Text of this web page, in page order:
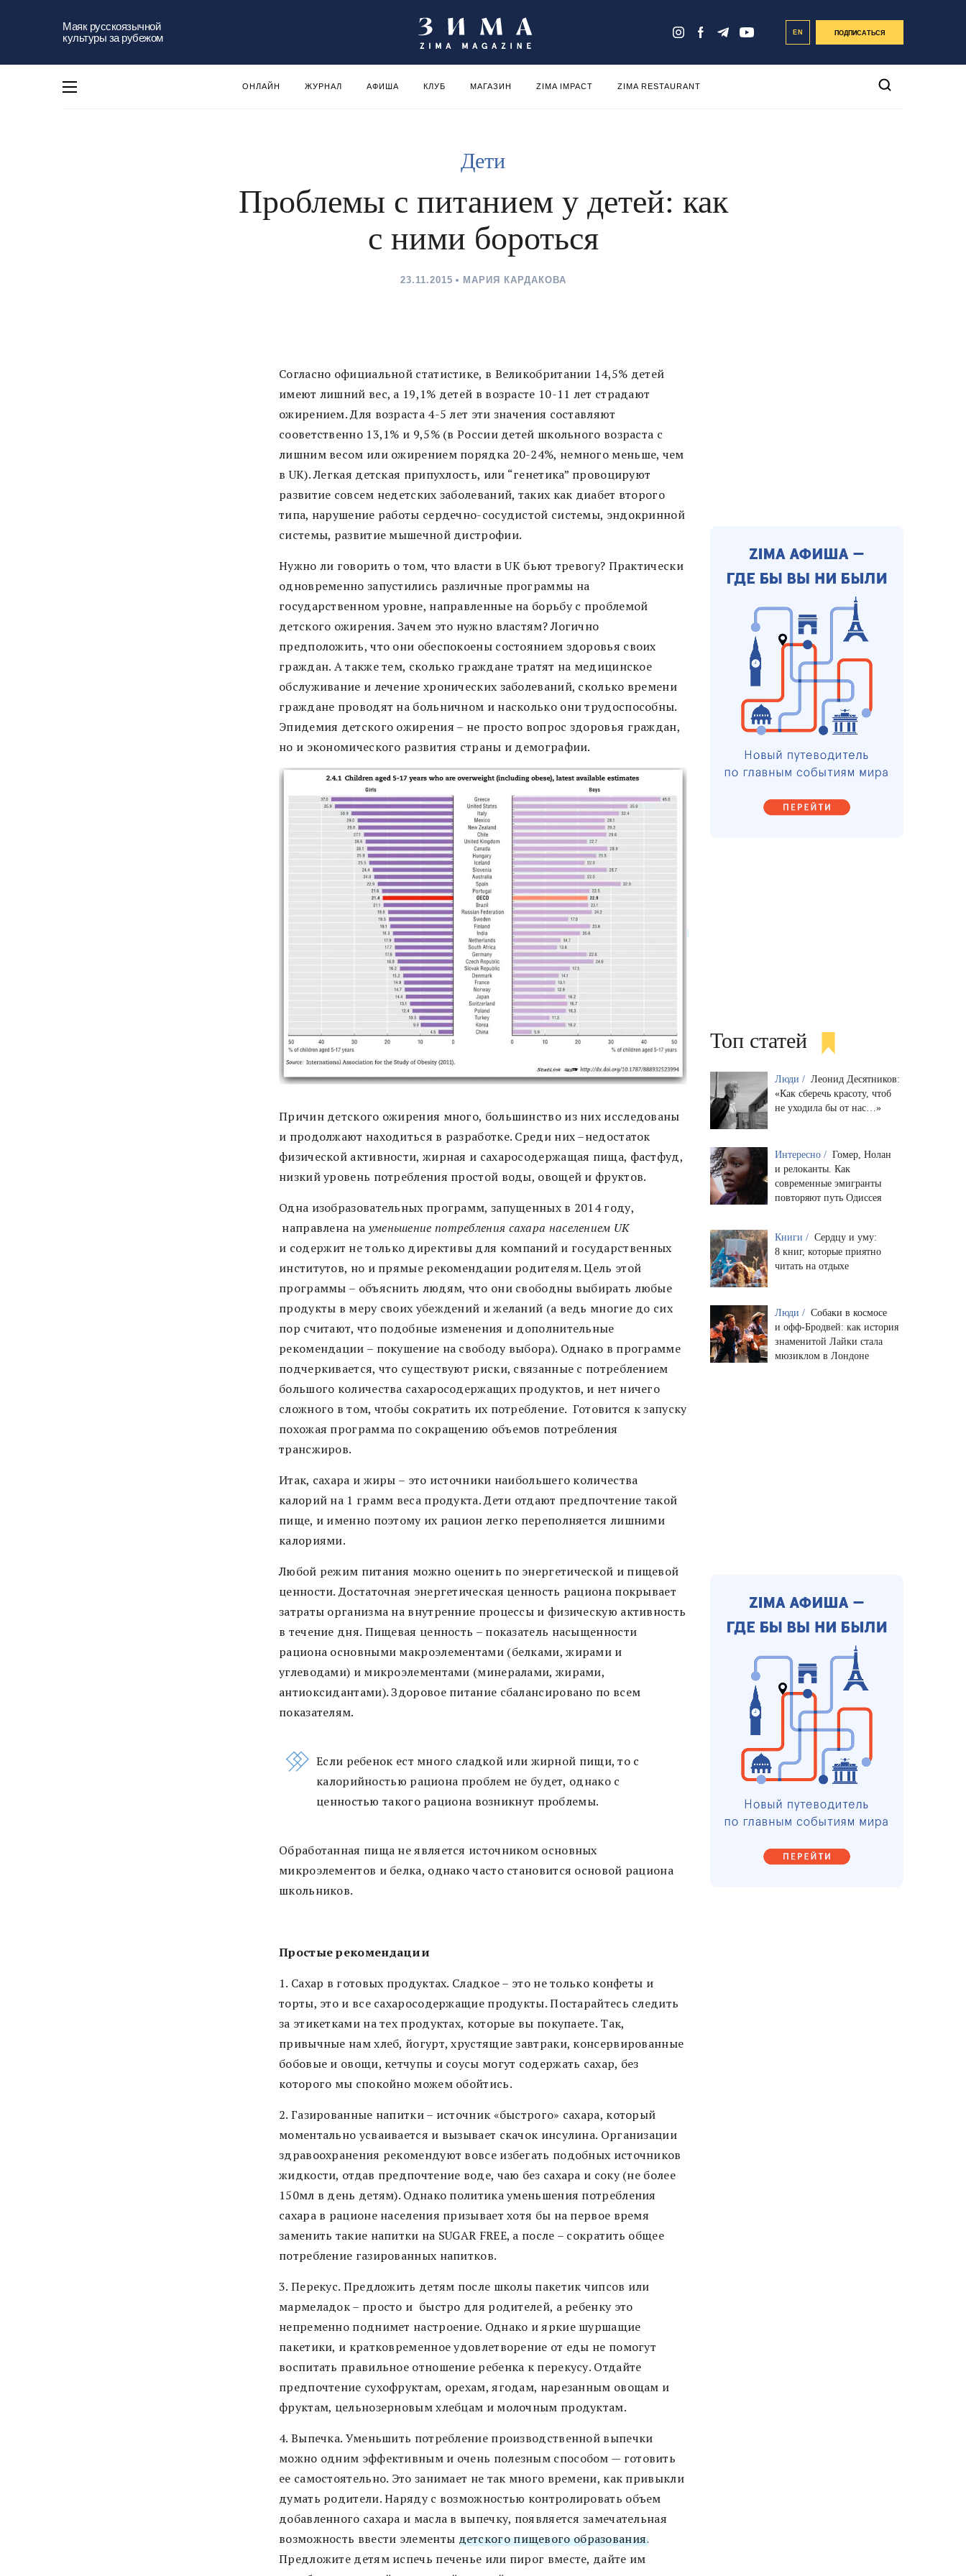
Маяк русскоязычной
культуры за рубежом
EN ПОДПИСАТЬСЯ
ОНЛАЙН ЖУРНАЛ АФИША КЛУБ МАГАЗИН ZIMA IMPACT ZIMA RESTAURANT
Дети
Проблемы с питанием у детей: как
с ними бороться
23.11.2015 МАРИЯ КАРДАКОВА
Согласно официальной статистике, в Великобритании 14,5% детей
имеют лишний вес, а 19,1% детей в возрасте 10-11 лет страдают
ожирением. Для возраста 4-5 лет эти значения составляют
сооветственно 13,1% и 9,5% (в России детей школьного возраста с
лишним весом или ожирением порядка 20-24%, немного меньше, чем
в UK). Легкая детская припухлость, или “генетика” провоцируют
развитие совсем недетских заболеваний, таких как диабет второго
типа, нарушение работы сердечно-сосудистой системы, эндокринной
системы, развитие мышечной дистрофии.
Нужно ли говорить о том, что власти в UK бьют тревогу? Практически
одновременно запустились различные программы на
государственном уровне, направленные на борьбу с проблемой
детского ожирения. Зачем это нужно властям? Логично
предположить, что они обеспокоены состоянием здоровья своих
граждан. А также тем, сколько граждане тратят на медицинское
обслуживание и лечение хронических заболеваний, сколько времени
граждане проводят на больничном и насколько они трудоспособны.
Эпидемия детского ожирения – не просто вопрос здоровья граждан,
но и экономического развития страны и демографии.
Причин детского ожирения много, большинство из них исследованы
и продолжают находиться в разработке. Среди них –недостаток
физической активности, жирная и сахаросодержащая пища, фастфуд,
низкий уровень потребления простой воды, овощей и фруктов.
Одна изобразовательных программ, запущенных в 2014 году,
направлена на уменьшение потребления сахара населением UK
и содержит не только директивы для компаний и государственных
институтов, но и прямые рекомендации родителям. Цель этой
программы – объяснить людям, что они свободны выбирать любые
продукты в меру своих убеждений и желаний (а ведь многие до сих
пор считают, что подобные изменения и дополнительные
рекомендации – покушение на свободу выбора). Однако в программе
подчеркивается, что существуют риски, связанные с потреблением
большого количества сахаросодержащих продуктов, и нет ничего
сложного в том, чтобы сократить их потребление. Готовится к запуску
похожая программа по сокращению объемов потребления
трансжиров.
Итак, сахара и жиры – это источники наибольшего количества
калорий на 1 грамм веса продукта. Дети отдают предпочтение такой
пище, и именно поэтому их рацион легко переполняется лишними
калориями.
Любой режим питания можно оценить по энергетической и пищевой
ценности. Достаточная энергетическая ценность рациона покрывает
затраты организма на внутренние процессы и физическую активность
в течение дня. Пищевая ценность – показатель насыщенности
рациона основными макроэлементами (белками, жирами и
углеводами) и микроэлементами (минералами, жирами,
антиоксидантами). Здоровое питание сбалансировано по всем
показателям.
Если ребенок ест много сладкой или жирной пищи, то с
калорийностью рациона проблем не будет, однако с
ценностью такого рациона возникнут проблемы.
Обработанная пища не является источником основных
микроэлементов и белка, однако часто становится основой рациона
школьников.
Простые рекомендации
1. Сахар в готовых продуктах. Сладкое – это не только конфеты и
торты, это и все сахаросодержащие продукты. Постарайтесь следить
за этикетками на тех продуктах, которые вы покупаете. Так,
привычные нам хлеб, йогурт, хрустящие завтраки, консервированные
бобовые и овощи, кетчупы и соусы могут содержать сахар, без
которого мы спокойно можем обойтись.
2. Газированные напитки – источник «быстрого» сахара, который
моментально усваивается и вызывает скачок инсулина. Организации
здравоохранения рекомендуют вовсе избегать подобных источников
жидкости, отдав предпочтение воде, чаю без сахара и соку (не более
150мл в день детям). Однако политика уменьшения потребления
сахара в рационе населения призывает хотя бы на первое время
заменить такие напитки на SUGAR FREE, а после – сократить общее
потребление газированных напитков.
3. Перекус. Предложить детям после школы пакетик чипсов или
мармеладок – просто и быстро для родителей, а ребенку это
непременно поднимет настроение. Однако и яркие шуршащие
пакетики, и кратковременное удовлетворение от еды не помогут
воспитать правильное отношение ребенка к перекусу. Отдайте
предпочтение сухофруктам, орехам, ягодам, нарезанным овощам и
фруктам, цельнозерновым хлебцам и молочным продуктам.
4. Выпечка. Уменьшить потребление производственной выпечки
можно одним эффективным и очень полезным способом — готовить
ее самостоятельно. Это занимает не так много времени, как привыкли
думать родители. Наряду с возможностью контролировать объем
добавленного сахара и масла в выпечку, появляется замечательная
возможность ввести элементы детского пищевого образования.
Предложите детям испечь печенье или пирог вместе, дайте им
Топ статей
Люди / Леонид Десятников:
«Как сберечь красоту, чтоб
не уходила бы от нас…»
Интересно / Гомер, Нолан
и релоканты. Как
современные эмигранты
повторяют путь Одиссея
Книги / Сердцу и уму:
8 книг, которые приятно
читать на отдыхе
Люди / Собаки в космосе
и офф-Бродвей: как история
знаменитой Лайки стала
мюзиклом в Лондоне